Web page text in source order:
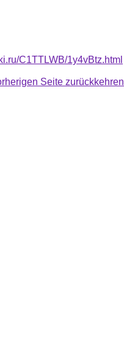
C1TTLWB/1y4vBtz.html
Seite zurückkehren